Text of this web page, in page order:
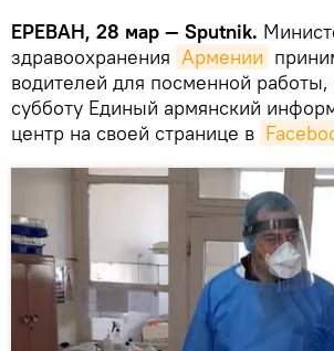
ЕРЕВАН, 28 мар — Sputnik.
здравоохранения Армении
водителей для посменной
субботу Единый армянский
центр на своей странице в